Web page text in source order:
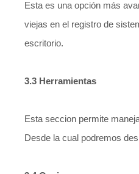
Esta es una opción más
viejas en el registro de
escritorio.
3.3 Herramientas
Esta seccion permite
Desde la cual podremos